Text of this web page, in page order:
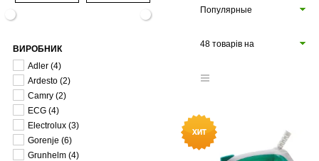
ВИРОБНИК
Adler (4)
Ardesto (2)
Camry (2)
ECG (4)
Electrolux (3)
Gorenje (6)
Grunhelm (4)
Популярные
48 товарів на